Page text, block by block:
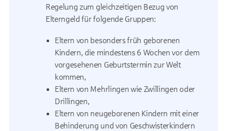
Regelung zum gleichzeitigen Bezug von
Elterngeld für folgende Gruppen:
Eltern von besonders früh geborenen
Kindern, die mindestens 6 Wochen vor dem
vorgesehenen Geburtstermin zur Welt
kommen,
Eltern von Mehrlingen wie Zwillingen oder
Drillingen,
Eltern von neugeborenen Kindern mit einer
Behinderung und von Geschwisterkindern